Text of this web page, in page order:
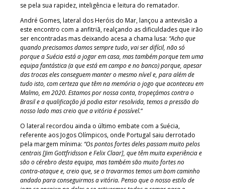
se pela sua rapidez, inteligência e leitura do rematador.
André Gomes, lateral dos Heróis do Mar, lançou a antevisão a
este encontro com a anfitriã, realçando as dificuldades que irão
ser encontradas mas deixando acesa a chama lusa: “Acho que
quando precisamos damos sempre tudo,vai ser difícil, não só
porque a Suécia está a jogar em casa, mas também porque tem uma
equipa fantástica (a que está em campo e no banco) porque, apesar
das trocas eles conseguem manter o mesmo nível e, para além de
tudo isto, com certeza que têm na memória o jogo que aconteceu em
Malmo, em 2020. Estamos por nossa conta, tropeçámos contra o
Brasil e a qualificação já podia estar resolvida, temos a pressão do
nosso lado mas creio que a vitória é possível.“
O lateral recordou ainda o último embate com a Suécia,
referente aos Jogos Olímpicos, onde Portugal saiu derrotado
pela margem mínima: “Os pontos fortes deles passam muito pelos
centrais [Jim Gottfridsson e Felix Claar], que têm muita experiência e
são o cérebro desta equipa, mas também são muito fortes no
contra-ataque e, creio que, se o travarmos temos um bom caminho
andado para conseguirmos a vitória. Penso que o nosso estilo de